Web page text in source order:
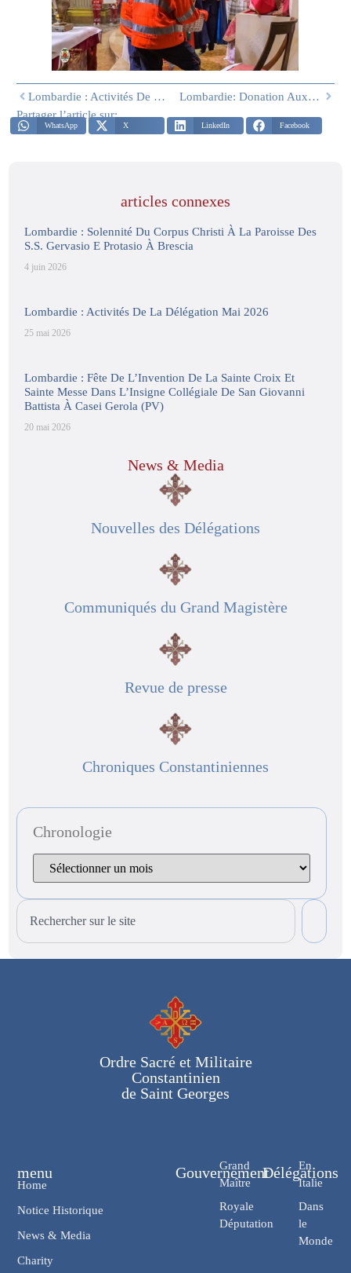
Lombardie : Activités De La Délégation, Février 2026
Lombardie: Donation Aux « Travailleurs Silencieux De La Croix »
Partager l’article sur:
WhatsApp X LinkedIn Facebook
articles connexes
Lombardie : Solennité Du Corpus Christi À La Paroisse Des
S.S. Gervasio E Protasio À Brescia
4 juin 2026
Lombardie : Activités De La Délégation Mai 2026
25 mai 2026
Lombardie : Fête De L’Invention De La Sainte Croix Et
Sainte Messe Dans L’Insigne Collégiale De San Giovanni
Battista À Casei Gerola (PV)
20 mai 2026
News & Media
Nouvelles des Délégations
Communiqués du Grand Magistère
Revue de presse
Chroniques Constantiniennes
Chronologie
Ordre Sacré et Militaire
Constantinien
de Saint Georges
Gouvernement
Grand
Maître
Royale
Députation
Délégations
En
Italie
Dans
le
Monde
menu
Home
Notice Historique
News & Media
Charity